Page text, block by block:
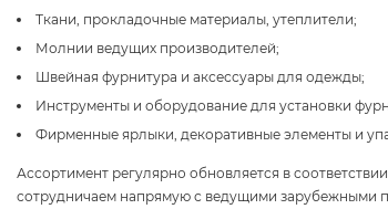
Ткани, прокладочные материалы, утеплители;
Молнии ведущих производителей;
Швейная фурнитура и аксессуары для одежды;
Инструменты и оборудование для установки
Фирменные ярлыки, декоративные элементы и
Ассортимент регулярно обновляется в
сотрудничаем напрямую с ведущими зарубежными